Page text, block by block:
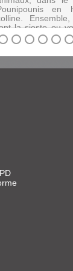
en
la sieste ou
vivent mille
2020